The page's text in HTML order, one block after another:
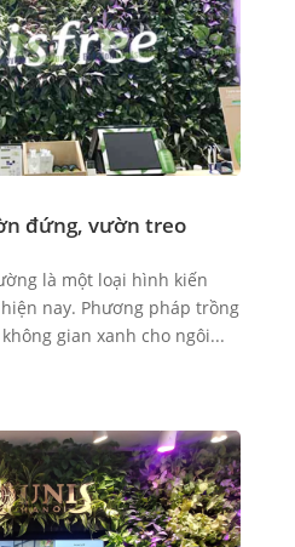
đứng, vườn treo
là một loại hình kiến
nay. Phương pháp trồng
gian xanh cho ngôi...